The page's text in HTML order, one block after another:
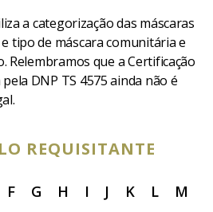
a categorização das máscaras
tipo de máscara comunitária e
Relembramos que a Certificação
DNP TS 4575 ainda não é
REQUISITANTE
F G H I J K L
M